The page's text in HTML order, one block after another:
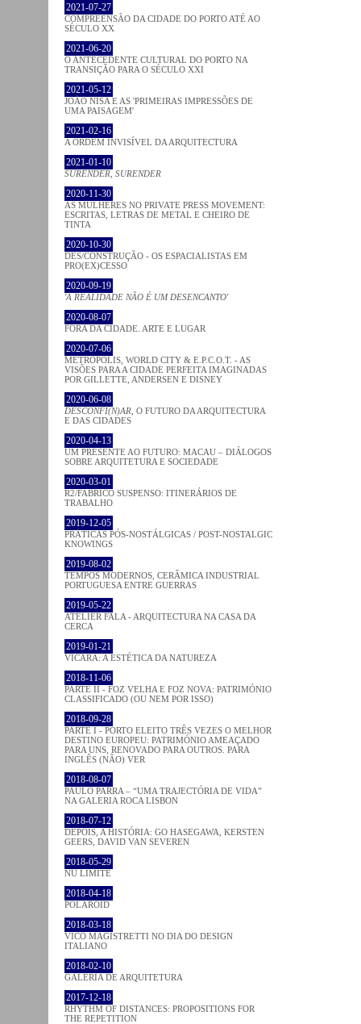
2021-07-27
COMPREENSÃO DA CIDADE DO PORTO ATÉ AO
SÉCULO XX
2021-06-20
O ANTECEDENTE CULTURAL DO PORTO NA
TRANSIÇÃO PARA O SÉCULO XXI
2021-05-12
JOÃO NISA E AS 'PRIMEIRAS IMPRESSÕES DE
UMA PAISAGEM'
2021-02-16
A ORDEM INVISÍVEL DA ARQUITECTURA
2021-01-10
SURENDER, SURENDER
2020-11-30
AS MULHERES NO PRIVATE PRESS MOVEMENT:
ESCRITAS, LETRAS DE METAL E CHEIRO DE
TINTA
2020-10-30
DES/CONSTRUÇÃO - OS ESPACIALISTAS EM
PRO(EX)CESSO
2020-09-19
'A REALIDADE NÃO É UM DESENCANTO'
2020-08-07
FORA DA CIDADE. ARTE E LUGAR
2020-07-06
METROPOLIS, WORLD CITY & E.P.C.O.T. - AS
VISÕES PARA A CIDADE PERFEITA IMAGINADAS
POR GILLETTE, ANDERSEN E DISNEY
2020-06-08
DESCONFI(N)AR , O FUTURO DA ARQUITECTURA
E DAS CIDADES
2020-04-13
UM PRESENTE AO FUTURO: MACAU – DIÁLOGOS
SOBRE ARQUITETURA E SOCIEDADE
2020-03-01
R2/FABRICO SUSPENSO: ITINERÁRIOS DE
TRABALHO
2019-12-05
PRÁTICAS PÓS-NOSTÁLGICAS / POST-NOSTALGIC
KNOWINGS
2019-08-02
TEMPOS MODERNOS, CERÂMICA INDUSTRIAL
PORTUGUESA ENTRE GUERRAS
2019-05-22
ATELIER FALA - ARQUITECTURA NA CASA DA
CERCA
2019-01-21
VICARA: A ESTÉTICA DA NATUREZA
2018-11-06
PARTE II - FOZ VELHA E FOZ NOVA: PATRIMÓNIO
CLASSIFICADO (OU NEM POR ISSO)
2018-09-28
PARTE I - PORTO ELEITO TRÊS VEZES O MELHOR
DESTINO EUROPEU: PATRIMÓNIO AMEAÇADO
PARA UNS, RENOVADO PARA OUTROS. PARA
INGLÊS (NÃO) VER
2018-08-07
PAULO PARRA – “UMA TRAJECTÓRIA DE VIDA”
NA GALERIA ROCA LISBON
2018-07-12
DEPOIS, A HISTÓRIA: GO HASEGAWA, KERSTEN
GEERS, DAVID VAN SEVEREN
2018-05-29
NU LIMITE
2018-04-18
POLAROID
2018-03-18
VICO MAGISTRETTI NO DIA DO DESIGN
ITALIANO
2018-02-10
GALERIA DE ARQUITETURA
2017-12-18
RHYTHM OF DISTANCES: PROPOSITIONS FOR
THE REPETITION